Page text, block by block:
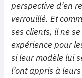
perspective d’en
verrouillé. Et
ses clients, il ne
expérience pour
si leur modèle lui
l’ont appris à